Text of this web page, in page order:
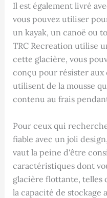
Il est également livré
vous pouvez utiliser
un kayak, un canoë ou
TRC Recreation utilise
cette glacière, vous
conçu pour résister aux
utilisent de la mousse
contenu au frais
Pour ceux qui
fiable avec un joli
vaut la peine d'être
caractéristiques dont
glacière flottante, telles
la capacité de stockage